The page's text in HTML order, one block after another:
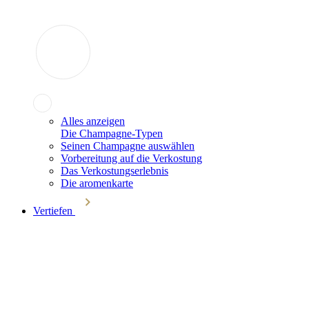
Alles anzeigen
Die Champagne-Typen
Seinen Champagne auswählen
Vorbereitung auf die Verkostung
Das Verkostungserlebnis
Die aromenkarte
Vertiefen